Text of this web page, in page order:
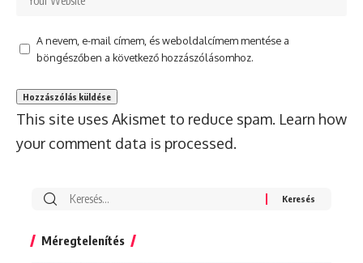
A nevem, e-mail címem, és weboldalcímem mentése a
böngészőben a következő hozzászólásomhoz.
This site uses Akismet to reduce spam. Learn how
your comment data is processed.
Search
Méregtelenítés